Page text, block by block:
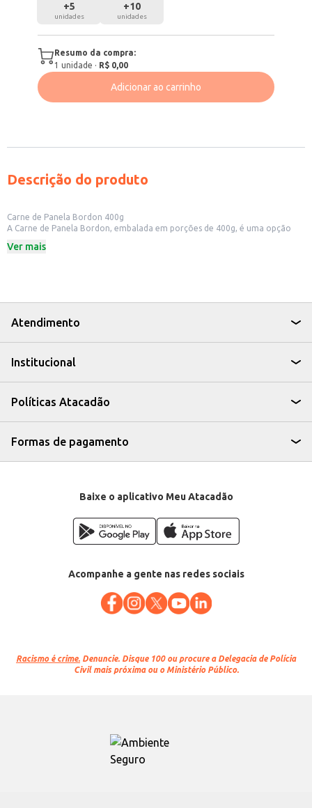
+5
unidades
+10
unidades
Resumo da compra:
1 unidade · R$ 0,00
Adicionar ao carrinho
Descrição do produto
Carne de Panela Bordon 400g
A Carne de Panela Bordon, embalada em porções de 400g, é uma opção
preparo. Ideal para quem tem pouco tempo na cozinha, mas não abre mão
Uma ótima opção para quem busca praticidade no dia a dia.
Ideal para ter sempre à mão na despensa.
Com a Carne de Panela Bordon, você tem a praticidade de uma refeição
Ver mais
Atendimento
Institucional
Políticas Atacadão
Formas de pagamento
Baixe o aplicativo Meu Atacadão
Acompanhe a gente nas redes sociais
Racismo é crime. Denuncie. Disque 100 ou procure a Delegacia de Polícia
Civil mais próxima ou o Ministério Público.